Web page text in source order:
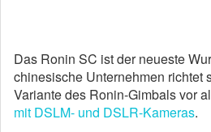
Das Ronin SC ist der neueste
chinesische Unternehmen richtet
Variante des Ronin-Gimbals vor
mit DSLM- und DSLR-Kameras.